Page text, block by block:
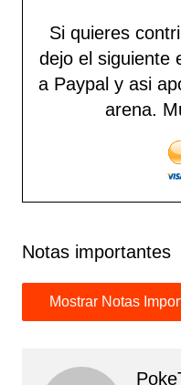
Si quieres
dejo el siguiente
a Paypal y asi
arena.
Notas importantes